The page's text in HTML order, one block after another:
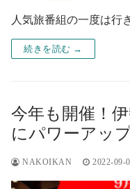
人気旅番組の一度は行
続きを読む →
今年も開催！
にパワーアップ
NAKOIKAN 2022-09-